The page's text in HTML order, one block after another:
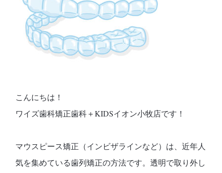
こんにちは！
ワイズ歯科矯正歯科＋KIDSイオン小牧店です！
マウスピース矯正（インビザラインなど）は、近年人
気を集めている歯列矯正の方法です。透明で取り外し